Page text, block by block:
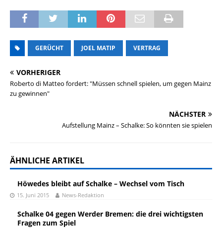
GERÜCHT JOEL MATIP VERTRAG
VORHERIGER
Roberto di Matteo fordert: "Müssen schnell spielen, um gegen Mainz
zu gewinnen"
NÄCHSTER
Aufstellung Mainz – Schalke: So könnten sie spielen
ÄHNLICHE ARTIKEL
Höwedes bleibt auf Schalke – Wechsel vom Tisch
15. Juni 2015 News-Redaktion
Schalke 04 gegen Werder Bremen: die drei wichtigsten
Fragen zum Spiel